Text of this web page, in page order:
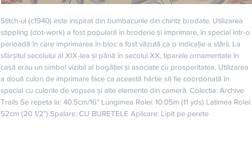
Stitch-ul (c1940) este inspirat din bumbacurile din chintz brodate. Utilizarea
stippling (dot-work) a fost populară în broderie și imprimare, în special într-o
perioadă în care imprimarea în bloc a fost văzută ca o indicație a stării. La
sfârșitul secolului al XIX-lea și până în secolul XX, tiparele ornamentate în
casă erau un simbol vizibil al bogăției și asociate cu prosperitatea. Utilizarea
a două culori de imprimare face ca această hârtie să fie coordonată în
special cu culorile de vopsea și alte elemente din cameră. Colectia: Archive
Trails Se repeta la: 40.5cm/16" Lungimea Rolei: 10.05m (11 yds) Latimea Rolei:
52cm (20 1/2") Spalare: CU BURETELE Aplicare: Lipit pe perete